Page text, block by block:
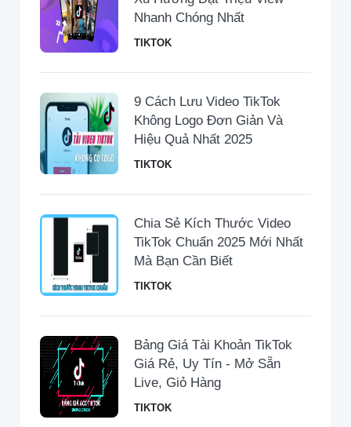
Nhanh Chóng Nhất
TIKTOK
9 Cách Lưu Video TikTok
Không Logo Đơn Giản Và
Hiệu Quả Nhất 2025
TIKTOK
Chia Sẻ Kích Thước Video
TikTok Chuẩn 2025 Mới Nhất
Mà Bạn Cần Biết
TIKTOK
Bảng Giá Tài Khoản TikTok
Giá Rẻ, Uy Tín - Mở Sẵn
Live, Giỏ Hàng
TIKTOK